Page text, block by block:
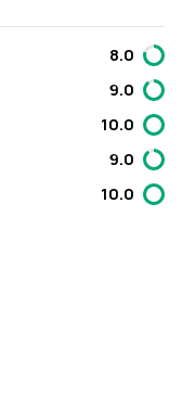
8.0
9.0
10.0
9.0
10.0